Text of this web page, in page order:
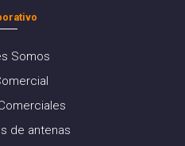
Somos
de antenas